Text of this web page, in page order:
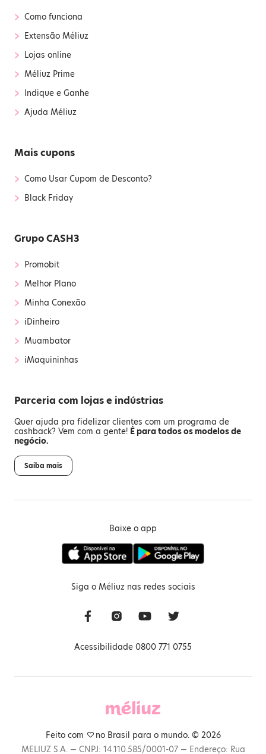
› Como funciona
› Extensão Méliuz
› Lojas online
› Méliuz Prime
› Indique e Ganhe
› Ajuda Méliuz
Mais cupons
› Como Usar Cupom de Desconto?
› Black Friday
Grupo CASH3
› Promobit
› Melhor Plano
› Minha Conexão
› iDinheiro
› Muambator
› iMaquininhas
Parceria com lojas e indústrias
Quer ajuda pra fidelizar clientes com um programa de
cashback? Vem com a gente! É para todos os modelos de
negócio.
Saiba mais
Baixe o app
Siga o Méliuz nas redes sociais
Acessibilidade 0800 771 0755
Feito com
no Brasil para o mundo. © 2026
MELIUZ S.A. — CNPJ: 14.110.585/0001-07 — Endereço: Rua